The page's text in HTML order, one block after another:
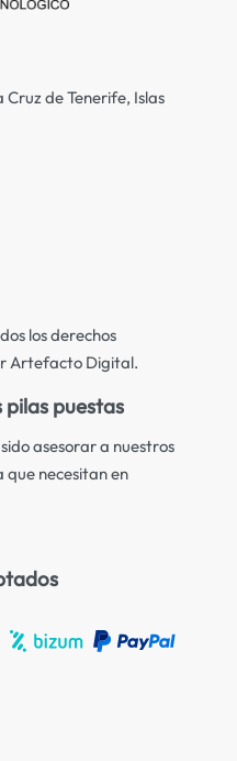
de Tenerife, Islas
los derechos
Artefacto Digital.
pilas puestas
asesorar a nuestros
que necesitan en